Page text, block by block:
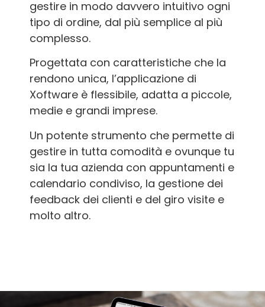
gestire in modo davvero intuitivo ogni
tipo di ordine, dal più semplice al più
complesso.
Progettata con caratteristiche che la
rendono unica, l’applicazione di
Xoftware è flessibile, adatta a piccole,
medie e grandi imprese.
Un potente strumento che permette di
gestire in tutta comodità e ovunque tu
sia la tua azienda con appuntamenti e
calendario condiviso, la gestione dei
feedback dei clienti e del giro visite e
molto altro.